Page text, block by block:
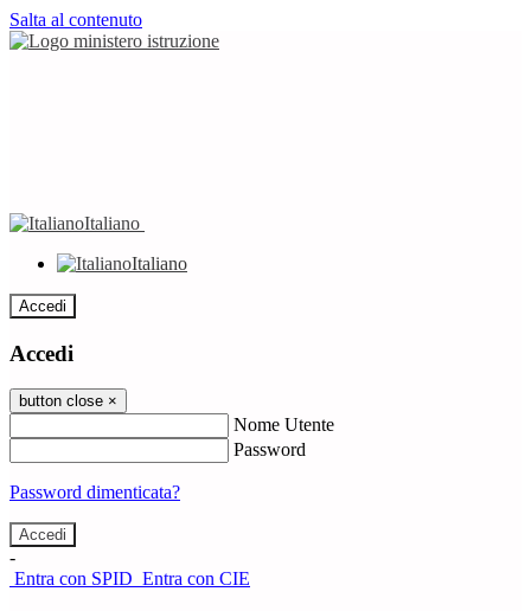
Salta al contenuto
Italiano
Italiano
Accedi
Accedi
button close ×
Nome Utente
Password
Password dimenticata?
-
Entra con SPID Entra con CIE